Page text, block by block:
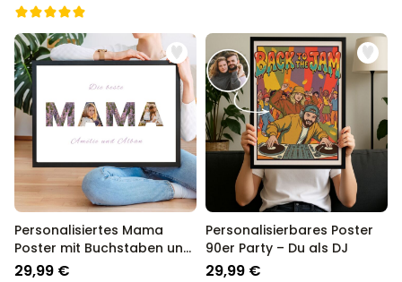
Personalisiertes Mama
Poster mit Buchstaben und
Fotos
29,99 €
Personalisierbares Poster
90er Party – Du als DJ
29,99 €